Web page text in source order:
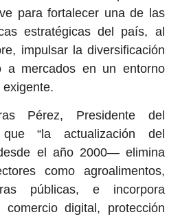
para fortalecer una de las
estratégicas del país, al
impulsar la diversificación
a mercados en un entorno
Pérez, Presidente del
“la actualización del
el año 2000— elimina
como agroalimentos,
públicas, e incorpora
comercio digital, protección